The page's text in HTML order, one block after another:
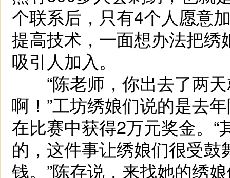
个联系后，只有4个人愿意
提高技术，一面想办法把
吸引人加入。
“陈老师，你出去了两天
啊！”工坊绣娘们说的是去
在比赛中获得2万元奖金。
的，这件事让绣娘们很受
钱。”陈存说，来找她的绣